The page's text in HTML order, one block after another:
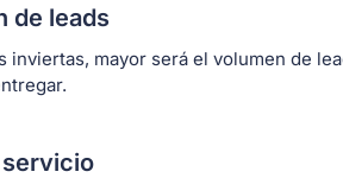
de leads
inviertas, mayor será el volumen de